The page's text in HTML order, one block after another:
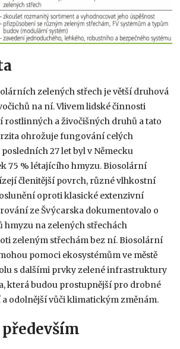
zelených střech je větší druhová
na ní. Vlivem lidské činnosti
a živočišných druhů a tato
ohrožuje fungování celých
posledních 27 let byl v Německu
75 % létajícího hmyzu. Biosolární
členitější povrch, různé vlhkostní
oproti klasické extenzivní
ze Švýcarska dokumentovalo o
hmyzu na zelených střechách
zeleným střechám bez ní. Biosolární
pomoci ekosystémům ve městě
s dalšími prvky zelené infrastruktury
která budou prostupnější pro drobné
a odolnější vůči klimatickým změnám.